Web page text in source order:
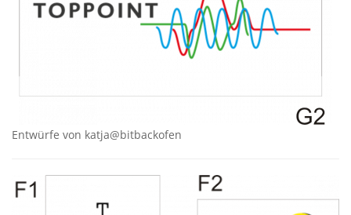
Entwürfe von katja@bitbackofen